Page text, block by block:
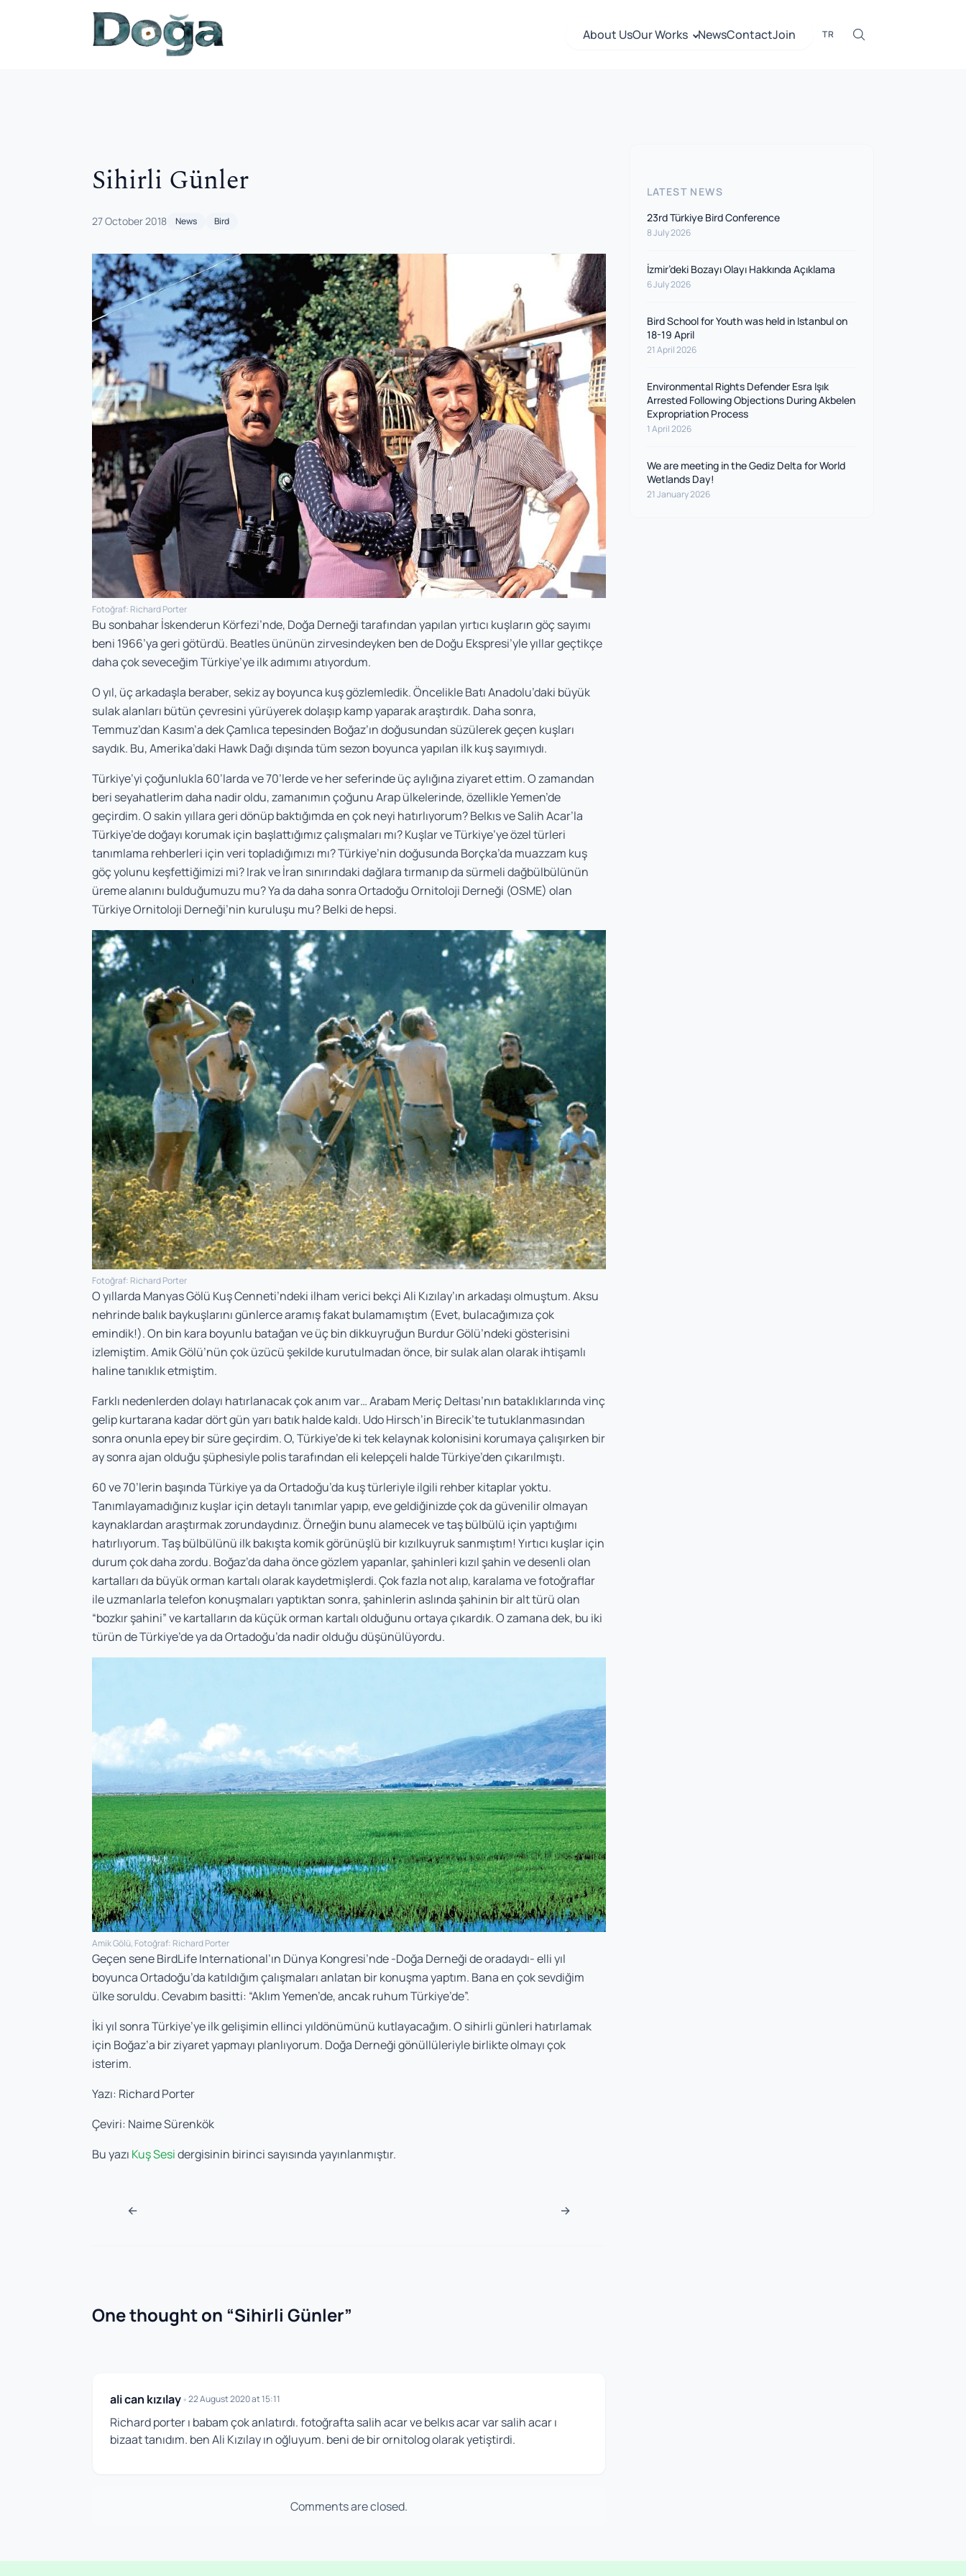
About UsOur Works NewsContactJoin TR
Sihirli Günler
27 October 2018 News Bird
Fotoğraf: Richard Porter
Bu sonbahar İskenderun Körfezi’nde, Doğa Derneği tarafından yapılan yırtıcı kuşların göç sayımı
beni 1966’ya geri götürdü. Beatles ününün zirvesindeyken ben de Doğu Ekspresi’yle yıllar geçtikçe
daha çok seveceğim Türkiye’ye ilk adımımı atıyordum.
O yıl, üç arkadaşla beraber, sekiz ay boyunca kuş gözlemledik. Öncelikle Batı Anadolu’daki büyük
sulak alanları bütün çevresini yürüyerek dolaşıp kamp yaparak araştırdık. Daha sonra,
Temmuz’dan Kasım’a dek Çamlıca tepesinden Boğaz’ın doğusun­dan süzülerek geçen kuşları
saydık. Bu, Amerika’daki Hawk Dağı dışında tüm sezon boyunca yapılan ilk kuş sayımıydı.
Türkiye’yi çoğunlukla 60’larda ve 70’lerde ve her se­ferinde üç aylığına ziyaret ettim. O zamandan
beri seyahatlerim daha nadir oldu, zamanımın çoğunu Arap ülkelerinde, özellikle Yemen’de
geçirdim. O sakin yıllara geri dönüp baktığımda en çok neyi ha­tırlıyorum? Belkıs ve Salih Acar’la
Türkiye’de doğayı korumak için başlattığımız çalışmaları mı? Kuşlar ve Türkiye’ye özel türleri
tanımlama rehberleri için veri topladığımızı mı? Türkiye’nin doğusunda Borçka’da muazzam kuş
göç yolunu keşfettiğimizi mi? Irak ve İran sınırındaki dağlara tırmanıp da sürmeli dağbülbülünün
üreme alanını bulduğumuzu mu? Ya da daha sonra Ortadoğu Ornitoloji Derneği (OSME) olan
Türkiye Ornitoloji Derneği’nin kuruluşu mu? Belki de hepsi.
Fotoğraf: Richard Porter
O yıllarda Manyas Gölü Kuş Cenneti’ndeki ilham verici bekçi Ali Kızılay’ın arkadaşı olmuştum. Aksu
nehrinde balık baykuşlarını günlerce aramış fakat bulamamıştım (Evet, bulacağımıza çok
emindik!). On bin kara boyunlu batağan ve üç bin dikkuyruğun Burdur Gölü’ndeki gösterisini
izlemiştim. Amik Gölü’nün çok üzücü şekilde kurutulmadan önce, bir sulak alan olarak ihtişamlı
haline tanıklık etmiştim.
Farklı nedenlerden dolayı hatırlanacak çok anım var… Arabam Meriç Deltası’nın bataklıklarında vinç
gelip kurtarana kadar dört gün yarı batık halde kal­dı. Udo Hirsch’in Birecik’te tutuklanmasından
son­ra onunla epey bir süre geçirdim. O, Türkiye’de ki tek kelaynak kolonisini korumaya çalışırken bir
ay sonra ajan olduğu şüphesiyle polis tarafından eli kelepçeli halde Türkiye’den çıkarılmıştı.
60 ve 70’lerin başında Türkiye ya da Ortadoğu’da kuş türleriyle ilgili reh­ber kitaplar yoktu.
Tanımlayamadığınız kuşlar için detaylı tanımlar yapıp, eve geldiğinizde çok da güvenilir olmayan
kaynaklardan araştırmak zorundaydınız. Örneğin bunu alamecek ve taş bülbülü için yaptığımı
hatırlı­yorum. Taş bülbülünü ilk bakışta komik görünüşlü bir kızılkuyruk sanmış­tım! Yırtıcı kuşlar için
durum çok daha zordu. Boğaz’da daha önce gözlem yapanlar, şahinleri kızıl şahin ve desenli olan
kartalları da büyük orman kartalı olarak kaydetmişlerdi. Çok fazla not alıp, karalama ve fotoğraflar
ile uzmanlarla telefon konuşmaları yaptıktan sonra, şahinlerin aslında şa­hinin bir alt türü olan
“bozkır şahini” ve kartalların da küçük orman kartalı olduğunu ortaya çıkardık. O zamana dek, bu iki
türün de Türkiye’de ya da Ortadoğu’da nadir olduğu düşünülüyordu.
Amik Gölü, Fotoğraf: Richard Porter
Geçen sene BirdLife International’ın Dünya Kongresi’nde -Doğa Derneği de oradaydı- elli yıl
boyunca Ortadoğu’da katıldığım çalışmaları anlatan bir konuşma yaptım. Bana en çok sevdiğim
ülke soruldu. Cevabım basitti: “Aklım Yemen’de, ancak ruhum Türkiye’de”.
İki yıl sonra Türkiye’ye ilk gelişimin ellinci yıldönümünü kutlayacağım. O si­hirli günleri hatırlamak
için Boğaz’a bir ziyaret yapmayı planlıyorum. Doğa Derneği gönüllüleriyle birlikte olmayı çok
isterim.
Yazı: Richard Porter
Çeviri: Naime Sürenkök
Bu yazı Kuş Sesidergisinin birinci sayısında yayınlanmıştır.
Post navigation
← →
One thought on “Sihirli Günler”
ali can kızılay•22 August 2020 at 15:11
Richard porter ı babam çok anlatırdı. fotoğrafta salih acar ve belkıs acar var salih acar ı
bizaat tanıdım. ben Ali Kızılay ın oğluyum. beni de bir ornitolog olarak yetiştirdi.
Comments are closed.
LATEST NEWS
23rd Türkiye Bird Conference
8 July 2026
İzmir’deki Bozayı Olayı Hakkında Açıklama
6 July 2026
Bird School for Youth was held in Istanbul on
18-19 April
21 April 2026
Environmental Rights Defender Esra Işık
Arrested Following Objections During Akbelen
Expropriation Process
1 April 2026
We are meeting in the Gediz Delta for World
Wetlands Day!
21 January 2026